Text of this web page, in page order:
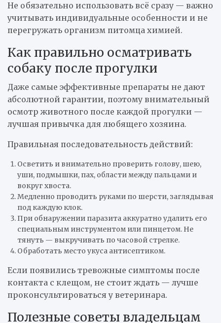
Не обязательно использовать всё сразу — важно
учитывать индивидуальные особенности и не
перегружать организм питомца химией.
Как правильно осматривать
собаку после прогулки
Даже самые эффективные препараты не дают
абсолютной гарантии, поэтому внимательный
осмотр животного после каждой прогулки —
лучшая привычка для любящего хозяина.
Правильная последовательность действий:
Осветить и внимательно проверить голову, шею,
уши, подмышки, пах, области между пальцами и
вокруг хвоста.
Медленно проводить руками по шерсти, заглядывая
под каждую клок.
При обнаружении паразита аккуратно удалить его
специальным инструментом или пинцетом. Не
тянуть — выкручивать по часовой стрелке.
Обработать место укуса антисептиком.
Если появились тревожные симптомы после
контакта с клещом, не стоит ждать — лучше
проконсультироваться у ветеринара.
Полезные советы владельцам